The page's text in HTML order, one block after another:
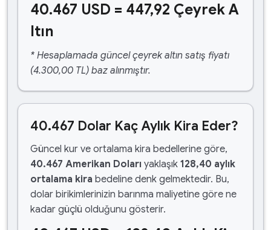
40.467 USD = 447,92 Çeyrek A
ltın
* Hesaplamada güncel çeyrek altın satış fiyatı
(4.300,00 TL) baz alınmıştır.
40.467 Dolar Kaç Aylık Kira Eder?
Güncel kur ve ortalama kira bedellerine göre,
40.467 Amerikan Doları yaklaşık 128,40 aylık
ortalama kira bedeline denk gelmektedir. Bu,
dolar birikimlerinizin barınma maliyetine göre ne
kadar güçlü olduğunu gösterir.